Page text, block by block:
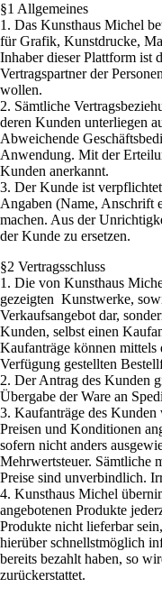
§1 Allgemeines
1. Das Kunsthaus Michel
für Grafik, Kunstdrucke,
Inhaber dieser Plattform ist
Vertragspartner der
wollen.
2. Sämtliche
deren Kunden unterliegen
Abweichende
Anwendung. Mit der
Kunden anerkannt.
3. Der Kunde ist
Angaben (Name, Anschrift
machen. Aus der
der Kunde zu ersetzen.
§2 Vertragsschluss
1. Die von Kunsthaus
gezeigten Kunstwerke,
Verkaufsangebot dar,
Kunden, selbst einen
Kaufanträge können
Verfügung gestellten
2. Der Antrag des Kunden
Übergabe der Ware an
3. Kaufanträge des
Preisen und Konditionen
sofern nicht anders
Mehrwertsteuer. Sämtliche
Preise sind unverbindlich.
4. Kunsthaus Michel
angebotenen Produkte
Produkte nicht lieferbar
hierüber schnellstmöglich
bereits bezahlt haben, so
zurückerstattet.